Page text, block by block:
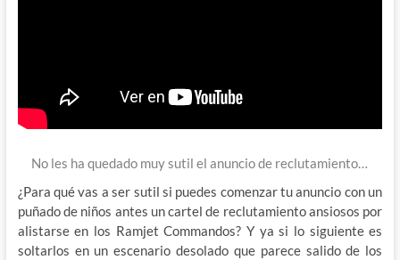
No les ha quedado muy sutil el anuncio de reclutamiento…
¿Para qué vas a ser sutil si puedes comenzar tu anuncio con un
puñado de niños antes un cartel de reclutamiento ansiosos por
alistarse en los Ramjet Commandos? Y ya si lo siguiente es
soltarlos en un escenario desolado que parece salido de los